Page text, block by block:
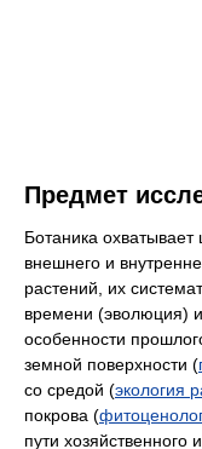
Предмет
Ботаника
внешнего и
растений, их
времени (эволюция)
особенности
земной поверхности (
со средой (экология
покрова (
пути хозяйственного